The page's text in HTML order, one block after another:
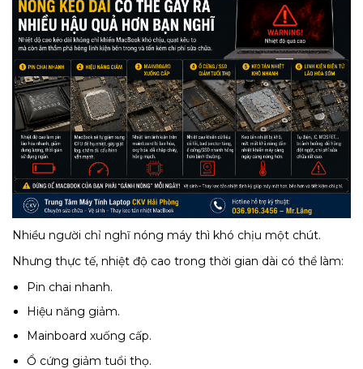
Nhiều người chỉ nghĩ nóng máy thì khó chịu một chút.
Nhưng thực tế, nhiệt độ cao trong thời gian dài có thể làm:
Pin chai nhanh.
Hiệu năng giảm.
Mainboard xuống cấp.
Ổ cứng giảm tuổi thọ.